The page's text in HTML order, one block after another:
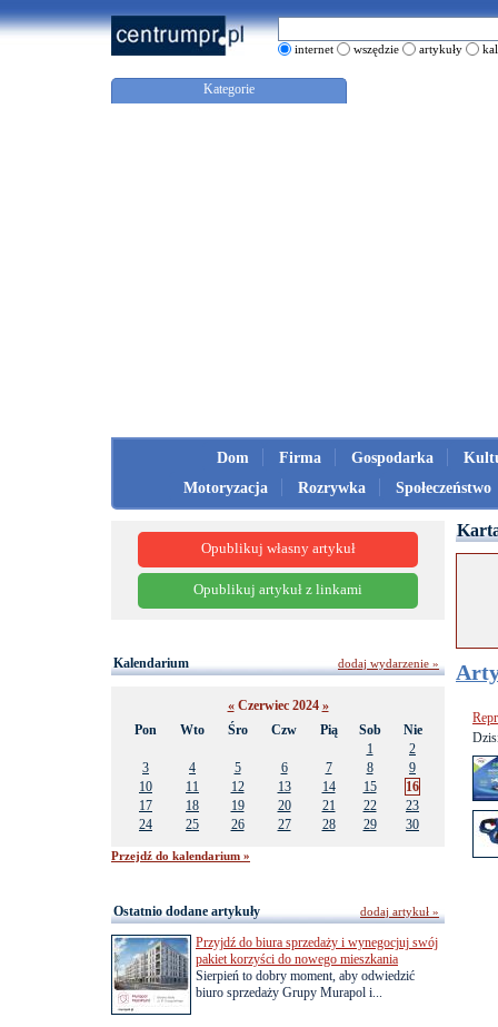
internet wszędzie artykuły
Kategorie
Dom Firma Gospodarka
Motoryzacja
Rozrywka Społeczeństwo
Opublikuj własny artykuł
Opublikuj artykuł z linkami
Kalendarium
«Czerwiec 2024 »
Pon
Wto Śro Czw Pią Sob
Nie
1
2
3
4 5 6 7 8
9
10
11 12 13 14 15
16
17
18 19 20 21 22
23
24
25 26 27 28 29 30
Przejdź do kalendarium »
dodaj wydarzenie »
Ostatnio dodane artykuły
Przyjdź do biura sprzedaży i wynegocjuj swój
pakiet korzyści do nowego mieszkania
Sierpień to dobry moment, aby odwiedzić
biuro sprzedaży Grupy Murapol i...
dodaj artykuł »